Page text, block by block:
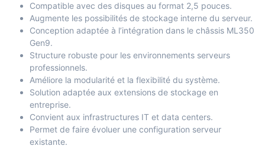
Compatible avec des disques au format 2,5 pouces.
Augmente les possibilités de stockage interne du serveur.
Conception adaptée à l’intégration dans le châssis ML350
Gen9.
Structure robuste pour les environnements serveurs
professionnels.
Améliore la modularité et la flexibilité du système.
Solution adaptée aux extensions de stockage en
entreprise.
Convient aux infrastructures IT et data centers.
Permet de faire évoluer une configuration serveur
existante.